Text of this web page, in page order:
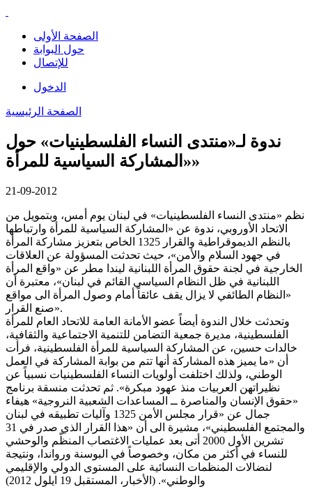
الصفحة الأولى
حول البوابة
للإتصال
الدخول
الصفحة الرئيسية
ندوة لـ«منتدى النساء الفلسطينيات» حول
«المشاركة السياسية للمرأة»
21-09-2012
نظم «منتدى النساء الفلسطينيات» في لبنان يوم أمس، وبتمويل من
الاتحاد الأوروبي، ندوة عن «المشاركة السياسية للمرأة وارتباطها
بالنظم الديموقراطية والقرار 1325 الخاص بتعزيز مشاركة المرأة
في جهود السلام والأمن»، حيث تحدثت المسؤولة عن العلاقات
الخارجية في لجنة حقوق المرأة اللبنانية ليندا مطر عن «واقع المرأة
اللبنانية في ظل النظام السياسي القائم في لبنان»، معتبرة أن
«النظام الطائفي لا يزال يقف عائقاً أمام وصول المرأة الى مواقع
صنع القرار».
وتحدثت خلال الندوة أيضاً عضو الأمانة العامة للاتحاد العام للمرأة
الفلسطينية، مديرة جمعية التضامن للتنمية الاجتماعية والثقافية،
خالدات حسين، عن المشاركة السياسية للمرأة الفلسطينية، فرأت
أن «ما يميز هذه المشاركة أنها تتم من بوابة المشاركة في العمل
الوطني، ولذلك اختلفت أولويات النساء الفلسطينيات نسبياً عن
نظيراتهن العربيات منذ عهود مبكرة». ثم تحدثت منسقة برنامج
«حقوق الإنسان والمناصرة ــ المساعدات الشعبية النروجية» هيفاء
جمال عن «قرار مجلس الأمن 1325 وآليات تطبيقه في لبنان
والمجتمع الفلسطيني»، مشيرة الى أن «هذا القرار الذي صدر في 31
تشرين الأول 2000 أتى بعد عمليات الاغتصاب المنظّم والوحشي
للنساء في أكثر من مكان، وخصوصاً في البوسنة ورواندا، ونتيجة
لنضالات المنظمات النسائية على المستوى الدولي والإقليمي
والوطني». (الأخبار، المستقبل 19 ايلول 2012)